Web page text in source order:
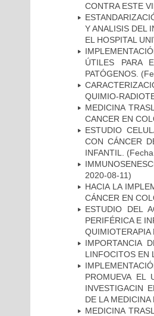
CONTRA ESTE
Y ANALISIS DEL
EL HOSPITAL
ÚTILES PARA
PATÓGENOS.
QUIMIO-
MEDICINA
CANCER EN
ESTUDIO
CON CÁNCER
INFANTIL.
2020-08-11)
HACIA LA
CÁNCER EN
ESTUDIO DEL
PERIFÉRICA E
QUIMIOTERAPIA
IMPORTANCIA
LINFOCITOS EN
PROMUEVA EL
INVESTIGACIN
DE LA
MEDICINA